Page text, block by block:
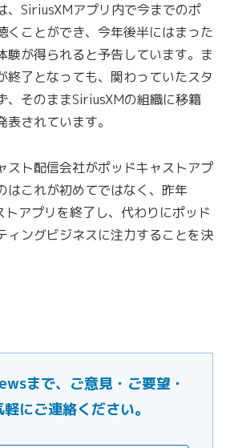
SiriusXMアプリ内で今までのポ
くことができ、今年後半にはまった
験が得られると予告しています。ま
了となっても、関わっていたスタ
、そのままSiriusXMの組織に移籍
されています。
スト配信会社がポッドキャストアプ
はこれが初めてではなく、昨年
アプリを終了し、代わりにポッド
ィングビジネスに注力することを決
まで、ご意見・ご要望・
にご連絡ください。